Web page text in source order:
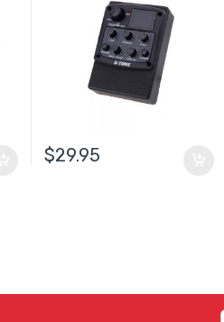
$29.95